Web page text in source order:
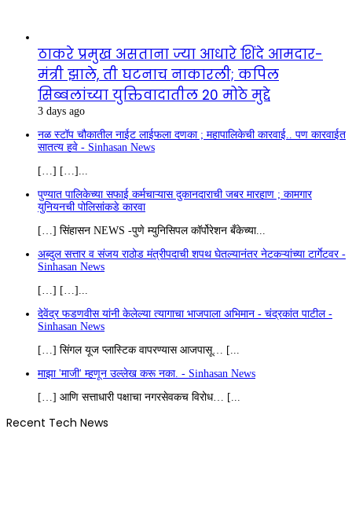
ठाकरे प्रमुख असताना ज्या आधारे शिंदे आमदार-
मंत्री झाले, ती घटनाच नाकारली; कपिल
सिब्बलांच्या युक्तिवादातील 20 मोठे मुद्दे
3 days ago
नळ स्टॉप चौकातील नाईट लाईफला दणका ; महापालिकेची कारवाई.. पण कारवाईत
सातत्य हवे - Sinhasan News
[…] […]...
पुण्यात पालिकेच्या सफाई कर्मचाऱ्यास दुकानदाराची जबर मारहाण ; कामगार
युनियनची पोलिसांकडे कारवा
[…] सिंहासन NEWS -पुणे म्युनिसिपल कॉर्पोरेशन बँकेच्या...
अब्दुल सत्तार व संजय राठोड मंत्रीपदाची शपथ घेतल्यानंतर नेटकऱ्यांच्या टार्गेटवर -
Sinhasan News
[…] […]...
देवेंद्र फडणवीस यांनी केलेल्या त्यागाचा भाजपाला अभिमान - चंद्रकांत पाटील -
Sinhasan News
[…] सिंगल यूज प्लास्टिक वापरण्यास आजपासू… [...
माझा 'माजी' म्हणून उल्लेख करू नका. - Sinhasan News
[…] आणि सत्ताधारी पक्षाचा नगरसेवकच विरोध… [...
Recent Tech News